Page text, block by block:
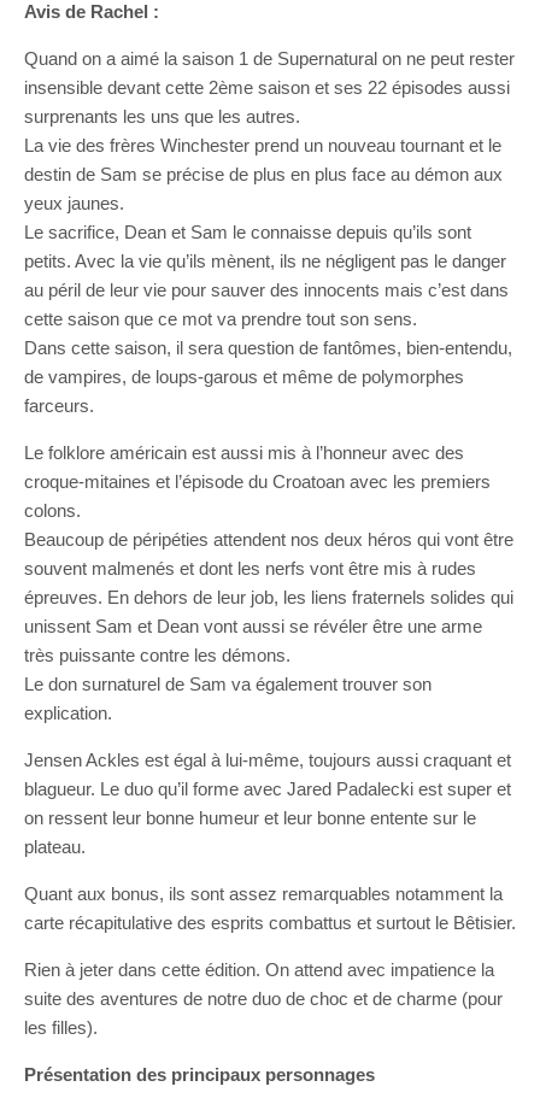
Avis de Rachel :
Quand on a aimé la saison 1 de Supernatural on ne peut rester
insensible devant cette 2ème saison et ses 22 épisodes aussi
surprenants les uns que les autres.
La vie des frères Winchester prend un nouveau tournant et le
destin de Sam se précise de plus en plus face au démon aux
yeux jaunes.
Le sacrifice, Dean et Sam le connaisse depuis qu’ils sont
petits. Avec la vie qu’ils mènent, ils ne négligent pas le danger
au péril de leur vie pour sauver des innocents mais c’est dans
cette saison que ce mot va prendre tout son sens.
Dans cette saison, il sera question de fantômes, bien-entendu,
de vampires, de loups-garous et même de polymorphes
farceurs.
Le folklore américain est aussi mis à l’honneur avec des
croque-mitaines et l’épisode du Croatoan avec les premiers
colons.
Beaucoup de péripéties attendent nos deux héros qui vont être
souvent malmenés et dont les nerfs vont être mis à rudes
épreuves. En dehors de leur job, les liens fraternels solides qui
unissent Sam et Dean vont aussi se révéler être une arme
très puissante contre les démons.
Le don surnaturel de Sam va également trouver son
explication.
Jensen Ackles est égal à lui-même, toujours aussi craquant et
blagueur. Le duo qu’il forme avec Jared Padalecki est super et
on ressent leur bonne humeur et leur bonne entente sur le
plateau.
Quant aux bonus, ils sont assez remarquables notamment la
carte récapitulative des esprits combattus et surtout le Bêtisier.
Rien à jeter dans cette édition. On attend avec impatience la
suite des aventures de notre duo de choc et de charme (pour
les filles).
Présentation des principaux personnages